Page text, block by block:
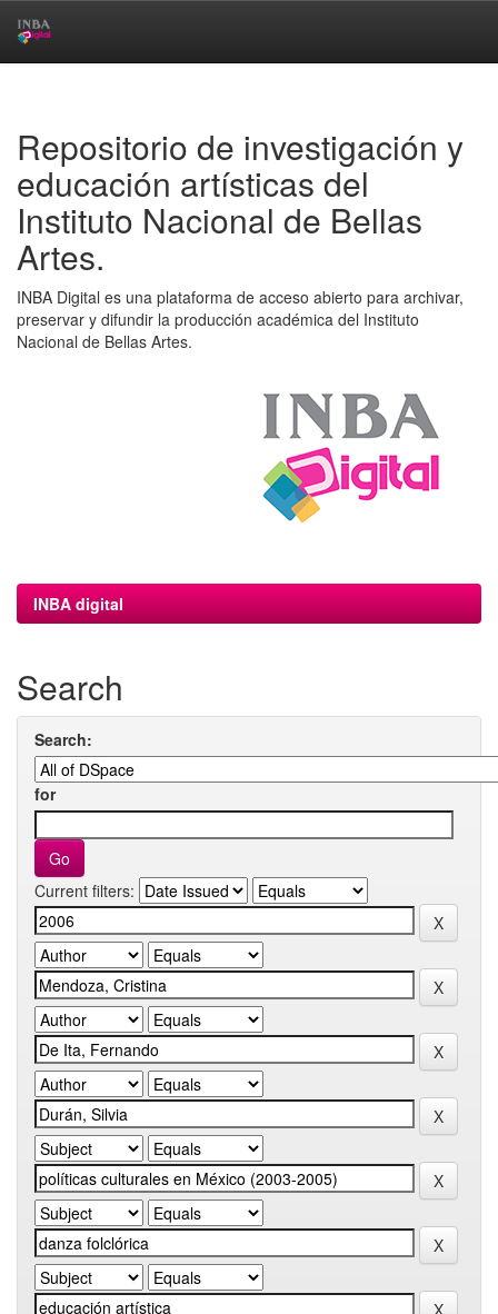
Repositorio de investigación y
educación artísticas del
Instituto Nacional de Bellas
Artes.
INBA Digital es una plataforma de acceso abierto para archivar,
preservar y difundir la producción académica del Instituto
Nacional de Bellas Artes.
INBA digital
Search
Search:
for
Current filters: